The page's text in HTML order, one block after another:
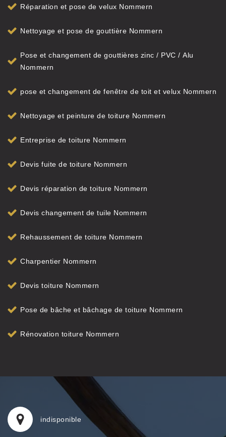
Réparation et pose de velux Nommern
Nettoyage et pose de gouttière Nommern
Pose et changement de gouttières zinc / PVC / Alu
Nommern
pose et changement de fenêtre de toit et velux Nommern
Nettoyage et peinture de toiture Nommern
Entreprise de toiture Nommern
Devis fuite de toiture Nommern
Devis réparation de toiture Nommern
Devis changement de tuile Nommern
Rehaussement de toiture Nommern
Charpentier Nommern
Devis toiture Nommern
Pose de bâche et bâchage de toiture Nommern
Rénovation toiture Nommern
indisponible